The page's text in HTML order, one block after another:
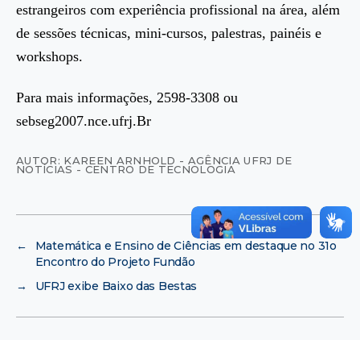
estrangeiros com experiência profissional na área, além
de sessões técnicas, mini-cursos, palestras, painéis e
workshops.
Para mais informações, 2598-3308 ou
sebseg2007.nce.ufrj.Br
AUTOR: KAREEN ARNHOLD - AGÊNCIA UFRJ DE
NOTÍCIAS - CENTRO DE TECNOLOGIA
←
Matemática e Ensino de Ciências em destaque no 31o
Encontro do Projeto Fundão
→
UFRJ exibe Baixo das Bestas